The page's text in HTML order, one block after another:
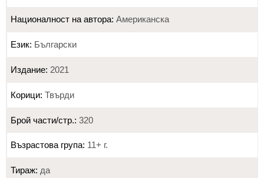
Националност на автора: Американска
Език: Български
Издание: 2021
Корици: Твърди
Брой части/стр.: 320
Възрастова група: 11+ г.
Тираж: да